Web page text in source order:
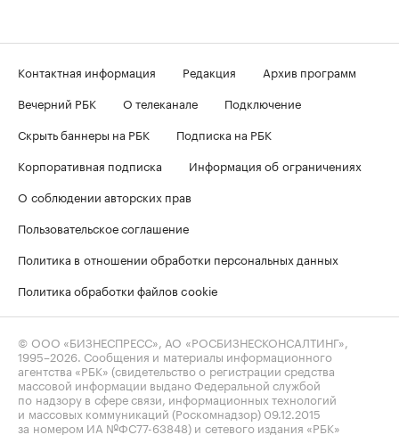
Контактная информация Редакция
Архив программ
Вечерний РБК
О телеканале
Подключение
Скрыть баннеры на РБК
Подписка на РБК
Корпоративная подписка
Информация об ограничениях
О соблюдении авторских прав
Пользовательское соглашение
Политика в отношении обработки персональных данных
Политика обработки файлов cookie
© ООО «БИЗНЕСПРЕСС», АО «РОСБИЗНЕСКОНСАЛТИНГ»,
1995–2026 . Сообщения и материалы информационного
агентства «РБК» (свидетельство о регистрации средства
массовой информации выдано Федеральной службой
по надзору в сфере связи, информационных технологий
и массовых коммуникаций (Роскомнадзор) 09.12.2015
за номером ИА №ФС77-63848) и сетевого издания «РБК»